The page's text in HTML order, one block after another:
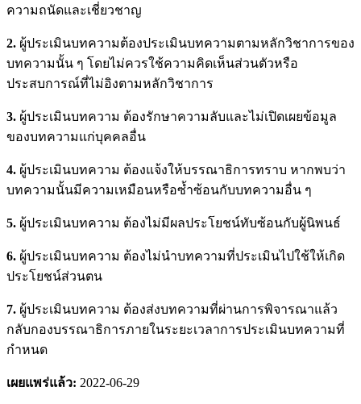
ความถนัดและเชี่ยวชาญ
2. ผู้ประเมินบทความต้องประเมินบทความตามหลักวิชาการของ
บทความนั้น ๆ โดยไม่ควรใช้ความคิดเห็นส่วนตัวหรือ
ประสบการณ์ที่ไม่อิงตามหลักวิชาการ
3. ผู้ประเมินบทความ ต้องรักษาความลับและไม่เปิดเผยข้อมูล
ของบทความแก่บุคคลอื่น
4. ผู้ประเมินบทความ ต้องแจ้งให้บรรณาธิการทราบ หากพบว่า
บทความนั้นมีความเหมือนหรือซ้ำซ้อนกับบทความอื่น ๆ
5. ผู้ประเมินบทความ ต้องไม่มีผลประโยชน์ทับซ้อนกับผู้นิพนธ์
6. ผู้ประเมินบทความ ต้องไม่นำบทความที่ประเมินไปใช้ให้เกิด
ประโยชน์ส่วนตน
7. ผู้ประเมินบทความ ต้องส่งบทความที่ผ่านการพิจารณาแล้ว
กลับกองบรรณาธิการภายในระยะเวลาการประเมินบทความที่
กำหนด
เผยแพร่แล้ว: 2022-06-29